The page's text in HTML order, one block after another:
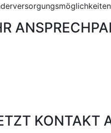
KONTAKT